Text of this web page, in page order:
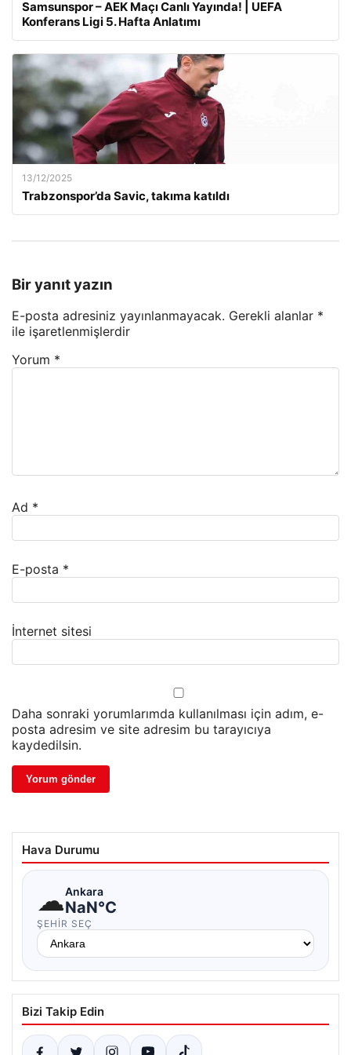
Samsunspor – AEK Maçı Canlı Yayında! | UEFA
Konferans Ligi 5. Hafta Anlatımı
13/12/2025
Trabzonspor’da Savic, takıma katıldı
Bir yanıt yazın
E-posta adresiniz yayınlanmayacak. Gerekli alanlar *
ile işaretlenmişlerdir
Yorum *
Ad *
E-posta *
İnternet sitesi
Daha sonraki yorumlarımda kullanılması için adım, e-
posta adresim ve site adresim bu tarayıcıya
kaydedilsin.
Hava Durumu
☁Ankara
NaN°C
ŞEHIR SEÇ
Bizi Takip Edin